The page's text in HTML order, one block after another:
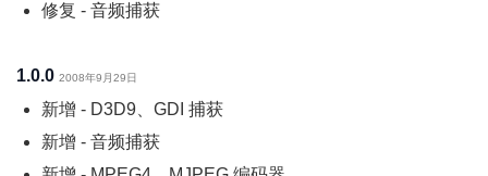
修复 - 音频捕获
1.0.0 2008年9月29日
新增 - D3D9、GDI 捕获
新增 - 音频捕获